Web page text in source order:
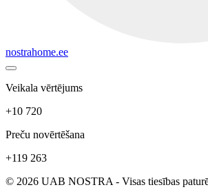
nostrahome.ee
Veikala vērtējums
+10 720
Preču novērtēšana
+119 263
© 2026 UAB NOSTRA - Visas tiesības